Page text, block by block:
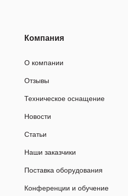
Компания
О компании
Отзывы
Техническое оснащение
Новости
Статьи
Наши заказчики
Поставка оборудования
Конференции и обучение